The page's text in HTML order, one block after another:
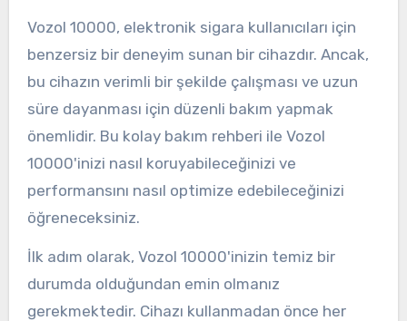
Vozol 10000, elektronik sigara kullanıcıları için
benzersiz bir deneyim sunan bir cihazdır. Ancak,
bu cihazın verimli bir şekilde çalışması ve uzun
süre dayanması için düzenli bakım yapmak
önemlidir. Bu kolay bakım rehberi ile Vozol
10000'inizi nasıl koruyabileceğinizi ve
performansını nasıl optimize edebileceğinizi
öğreneceksiniz.
İlk adım olarak, Vozol 10000'inizin temiz bir
durumda olduğundan emin olmanız
gerekmektedir. Cihazı kullanmadan önce her